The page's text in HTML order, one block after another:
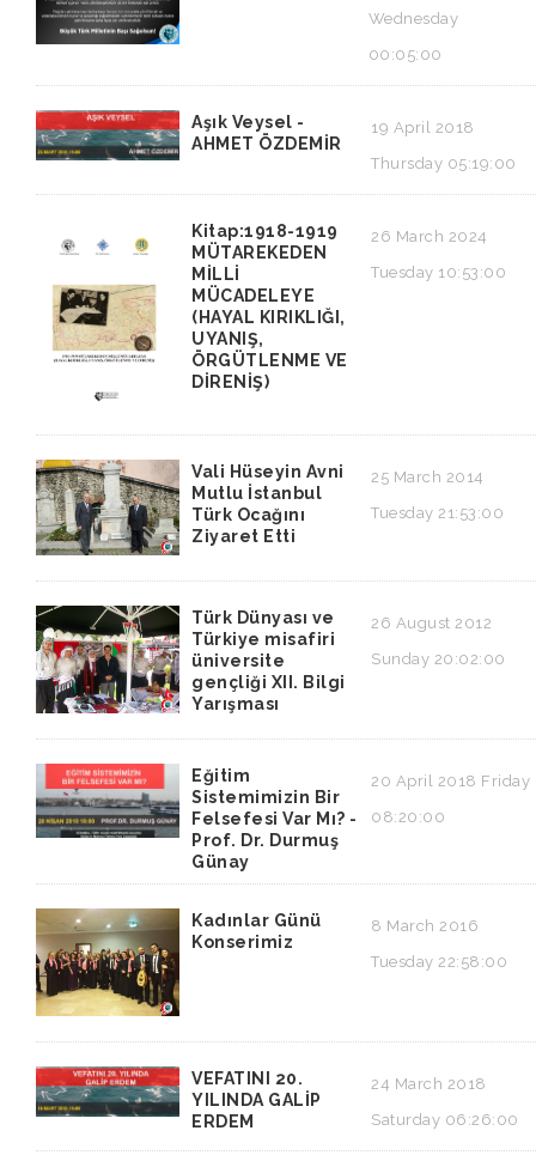
Wednesday
00:05:00
Aşık Veysel -
AHMET ÖZDEMİR
19 April 2018
Thursday 05:19:00
Kitap:1918-1919
MÜTAREKEDEN
MİLLİ
MÜCADELEYE
(HAYAL KIRIKLIĞI,
UYANIŞ,
ÖRGÜTLENME VE
DİRENİŞ)
26 March 2024
Tuesday 10:53:00
Vali Hüseyin Avni
Mutlu İstanbul
Türk Ocağını
Ziyaret Etti
25 March 2014
Tuesday 21:53:00
Türk Dünyası ve
Türkiye misafiri
üniversite
gençliği XII. Bilgi
Yarışması
26 August 2012
Sunday 20:02:00
Eğitim
Sistemimizin Bir
Felsefesi Var Mı? -
Prof. Dr. Durmuş
Günay
20 April 2018 Friday
08:20:00
Kadınlar Günü
Konserimiz
8 March 2016
Tuesday 22:58:00
VEFATINI 20.
YILINDA GALİP
ERDEM
24 March 2018
Saturday 06:26:00